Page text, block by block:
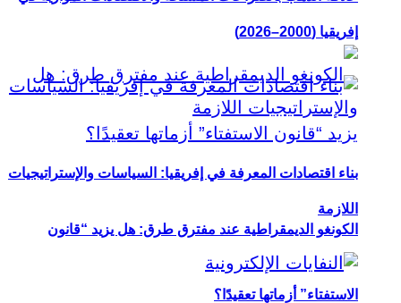
الكونغو الديمقراطية عند مفترق طرق: هل يزيد “قانون
الاستفتاء” أزماتها تعقيدًا؟
إفريقيا (2000–2026)
بناء اقتصادات المعرفة في إفريقيا: السياسات والإستراتيجيات
اللازمة